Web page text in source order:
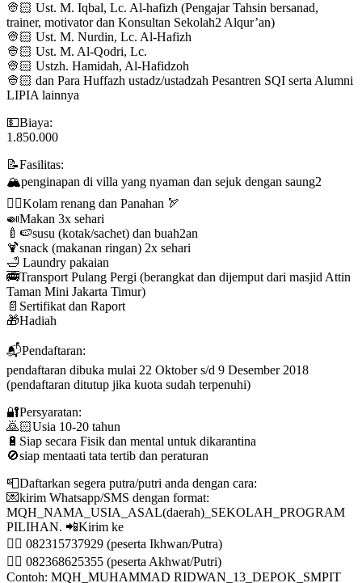
👳🏻 Ust. M. Iqbal, Lc. Al-hafizh (Pengajar Tahsin bersanad,
trainer, motivator dan Konsultan Sekolah2 Alqur’an)
👳🏻 Ust. M. Nurdin, Lc. Al-Hafizh
👳🏻 Ust. M. Al-Qodri, Lc.
👳🏻 Ustzh. Hamidah, Al-Hafidzoh
👳🏻 dan Para Huffazh ustadz/ustadzah Pesantren SQI serta Alumni
LIPIA lainnya
💵Biaya:
1.850.000
📝Fasilitas:
🏔penginapan di villa yang nyaman dan sejuk dengan saung2
🏊🏻Kolam renang dan Panahan 🏹
🍛Makan 3x sehari
🍼🍉susu (kotak/sachet) dan buah2an
🍹snack (makanan ringan) 2x sehari
🛁 Laundry pakaian
🚎Transport Pulang Pergi (berangkat dan dijemput dari masjid Attin
Taman Mini Jakarta Timur)
📄Sertifikat dan Raport
🎁Hadiah
📬Pendaftaran:
pendaftaran dibuka mulai 22 Oktober s/d 9 Desember 2018
(pendaftaran ditutup jika kuota sudah terpenuhi)
🔐Persyaratan:
🙇🏻Usia 10-20 tahun
🔋Siap secara Fisik dan mental untuk dikarantina
🚫siap mentaati tata tertib dan peraturan
📮Daftarkan segera putra/putri anda dengan cara:
💌kirim Whatsapp/SMS dengan format:
MQH_NAMA_USIA_ASAL(daerah)_SEKOLAH_PROGRAM
PILIHAN. 📲Kirim ke
👉🏻 082315737929 (peserta Ikhwan/Putra)
👉🏻 082368625355 (peserta Akhwat/Putri)
Contoh: MQH_MUHAMMAD RIDWAN_13_DEPOK_SMPIT